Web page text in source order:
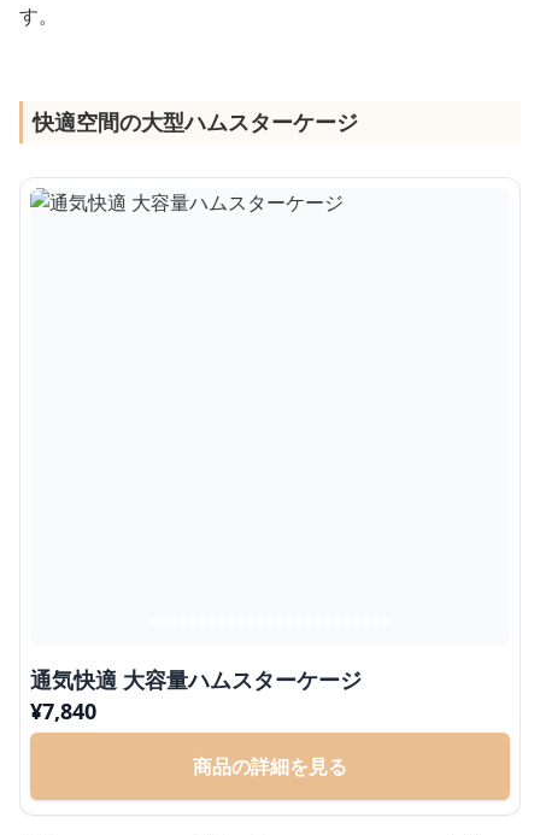
す。
快適空間の大型ハムスターケージ
通気快適 大容量ハムスターケージ
¥7,840
商品の詳細を見る